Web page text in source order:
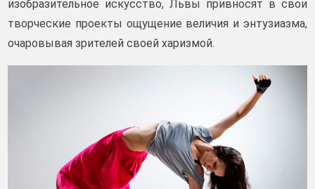
изобразительное искусство, Львы привносят в свои
творческие проекты ощущение величия и энтузиазма,
очаровывая зрителей своей харизмой.